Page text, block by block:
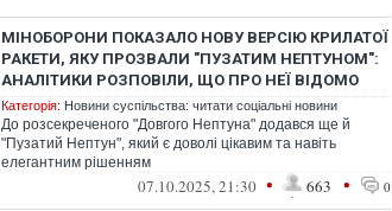
МІНОБОРОНИ ПОКАЗАЛО НОВУ ВЕРСІЮ КРИЛАТОЇ
РАКЕТИ, ЯКУ ПРОЗВАЛИ "ПУЗАТИМ НЕПТУНОМ":
АНАЛІТИКИ РОЗПОВІЛИ, ЩО ПРО НЕЇ ВІДОМО
Категорія: Новини суспільства: читати соціальні новини
До розсекреченого "Довгого Нептуна" додався ще й
"Пузатий Нептун", який є доволі цікавим та навіть
елегантним рішенням
07.10.2025, 21:30 • 663 • 0